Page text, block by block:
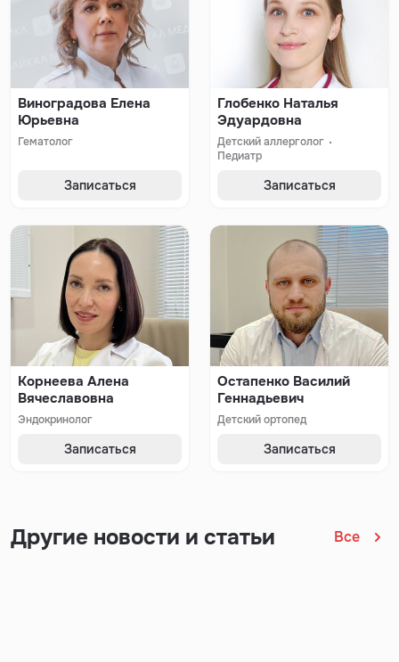
Виноградова Елена
Юрьевна
Гематолог
Записаться
Глобенко Наталья
Эдуардовна
Детский аллерголог
Педиатр
Записаться
Корнеева Алена
Вячеславовна
Эндокринолог
Записаться
Остапенко Василий
Геннадьевич
Детский ортопед
Записаться
Другие новости и статьи Все